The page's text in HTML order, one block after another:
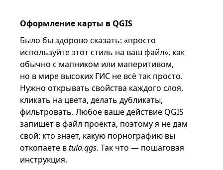
Оформление карты в QGIS
Было бы здорово сказать: «просто
используйте этот стиль на ваш файл», как
обычно с мапником или маперитивом,
но в мире высоких ГИС не всё так просто.
Нужно открывать свойства каждого слоя,
кликать на цвета, делать дубликаты,
фильтровать. Любое ваше действие QGIS
запишет в файл проекта, поэтому я не дам
свой: кто знает, какую порнографию вы
откопаете вtula.qgs. Так что — пошаговая
инструкция.